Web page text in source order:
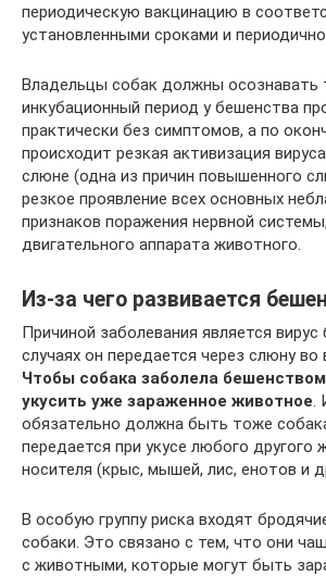
периодическую вакцинацию в
установленными сроками и
Владельцы собак должны осознавать
инкубационный период у бешенства
практически без симптомов, а по
происходит резкая активизация
слюне (одна из причин повышенного
резкое проявление всех основных
признаков поражения нервной
двигательного аппарата животного.
Из-за чего развивается
Причиной заболевания является вирус
случаях он передается через слюну во
Чтобы собака заболела
укусить уже зараженное животное
обязательно должна быть тоже
передается при укусе любого другого
носителя (крыс, мышей, лис, енотов и
В особую группу риска входят
собаки. Это связано с тем, что они
с животными, которые могут быть